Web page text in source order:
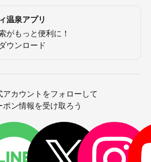
温泉アプリ
がもっと便利に！
ウンロード
アカウントをフォローして
ン情報を受け取ろう